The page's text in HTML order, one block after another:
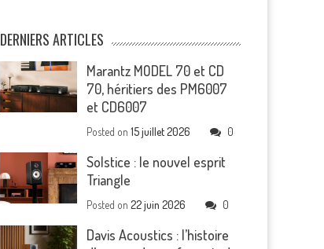
DERNIERS ARTICLES
Marantz MODEL 70 et CD
70, héritiers des PM6007
et CD6007
Posted on15 juillet 2026 0
Solstice : le nouvel esprit
Triangle
Posted on22 juin 2026 0
Davis Acoustics : l’histoire